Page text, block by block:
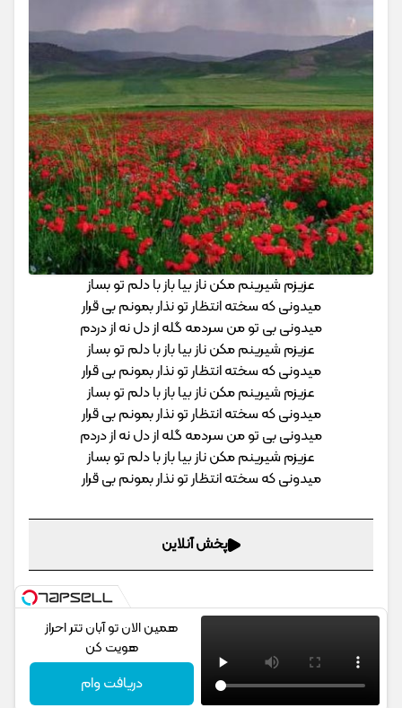
عزیزم شیرینم مکن ناز بیا باز با دلم تو بساز
میدونی که سخته انتظار تو نذار بمونم بی قرار
میدونی بی تو من سردمه گله از دل نه از دردم
عزیزم شیرینم مکن ناز بیا باز با دلم تو بساز
میدونی که سخته انتظار تو نذار بمونم بی قرار
عزیزم شیرینم مکن ناز بیا باز با دلم تو بساز
میدونی که سخته انتظار تو نذار بمونم بی قرار
میدونی بی تو من سردمه گله از دل نه از دردم
عزیزم شیرینم مکن ناز بیا باز با دلم تو بساز
میدونی که سخته انتظار تو نذار بمونم بی قرار
پخش آنلاین
همین الان تو آبان تتر احراز
هویت کن
دریافت وام